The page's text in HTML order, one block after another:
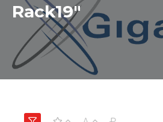
Rack19"